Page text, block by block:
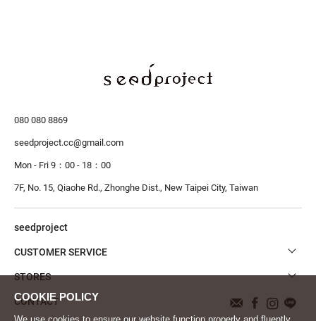
080 080 8869
seedproject.cc@gmail.com
Mon - Fri 9：00 - 18：00
7F, No. 15, Qiaohe Rd., Zhonghe Dist., New Taipei City, Taiwan
seedproject
CUSTOMER SERVICE
STORES
CONTACT